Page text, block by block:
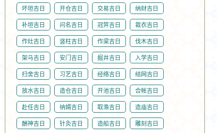
坏垣吉日 开仓吉日 交易吉日 纳财吉日
补垣吉日 问名吉日 冠笄吉日 裁衣吉日
作灶吉日 竖柱吉日 作梁吉日 伐木吉日
架马吉日 安门吉日 掘井吉日 入学吉日
扫舍吉日 习艺吉日 经络吉日 结网吉日
放水吉日 造仓吉日 开池吉日 合帐吉日
赴任吉日 纳婿吉日 取渔吉日 造庙吉日
酬神吉日 针灸吉日 造船吉日 雕刻吉日